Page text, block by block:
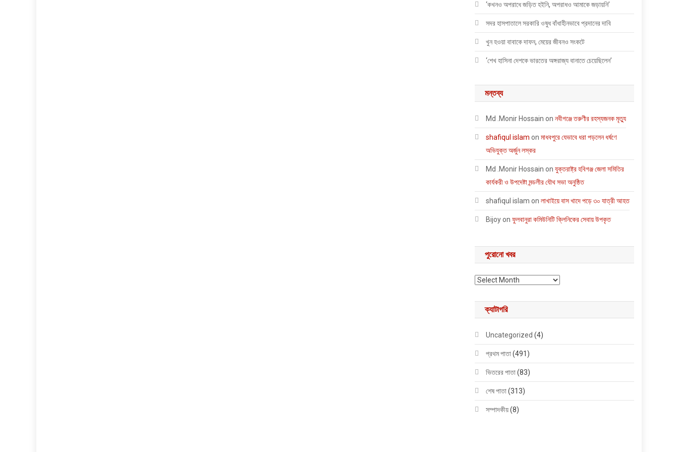
‘কখনও অপরাধে জড়িত হইনি, অপরাধও আমাকে জড়ায়নি’
সদর হাসপাতালে সরকারি ওষুধ বাঁধাহীনভাবে প্রদানের দাবি
খুন হওয়া বাবাকে দাফন, মেয়ের জীবনও সংকটে
‘শেখ হাসিনা দেশকে ভারতের অঙ্গরাজ্য বানাতে চেয়েছিলেন’
মন্তব্য
Md .Monir Hossain onনবীগঞ্জে তরুণীর রহস্যজনক মৃত্যু
shafiqul islam onমাধবপুরে যেভাবে ধরা পড়লেন ধর্ষণে
অভিযুক্ত অর্জুন লস্কর
Md .Monir Hossain onযুক্তরাষ্ট্র হবিগঞ্জ জেলা সমিতির
কার্যকরী ও উপদেষ্টা মন্ডলীর যৌথ সভা অনুষ্ঠিত
shafiqul islam onলাখাইয়ে বাস খাদে পড়ে ৩০ যাত্রী আহত
Bijoyonফুলবানুরা কমিউনিটি ক্লিনিকের সেবায় উপকৃত
পুরোনো খবর
পুরোনো খবর
ক্যাটাগরি
Uncategorized (4)
প্রথম পাতা(491)
ভিতরের পাতা(83)
শেষ পাতা(313)
সম্পাদকীয়(8)